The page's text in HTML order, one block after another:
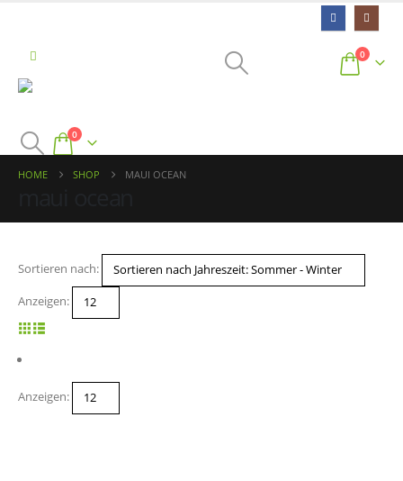
0
0
HOME SHOP MAUI OCEAN
Sortieren nach:
Anzeigen:
Anzeigen: